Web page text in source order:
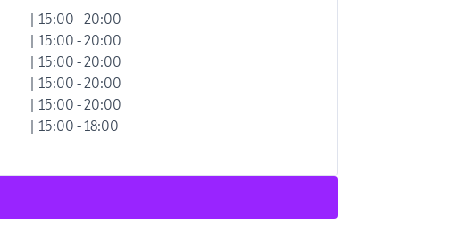
| 15:00 - 20:00
| 15:00 - 20:00
| 15:00 - 20:00
| 15:00 - 20:00
| 15:00 - 20:00
| 15:00 - 18:00